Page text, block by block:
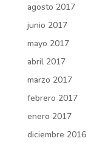
agosto 2017
junio 2017
mayo 2017
abril 2017
marzo 2017
febrero 2017
enero 2017
diciembre 2016